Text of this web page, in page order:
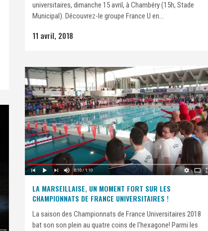
universitaires, dimanche 15 avril, à Chambéry (15h, Stade
Municipal). Découvrez-le groupe France U en...
11 avril, 2018
LA MARSEILLAISE, UN MOMENT FORT SUR LES
CHAMPIONNATS DE FRANCE UNIVERSITAIRES !
La saison des Championnats de France Universitaires 2018
bat son son plein au quatre coins de l'hexagone! Parmi les